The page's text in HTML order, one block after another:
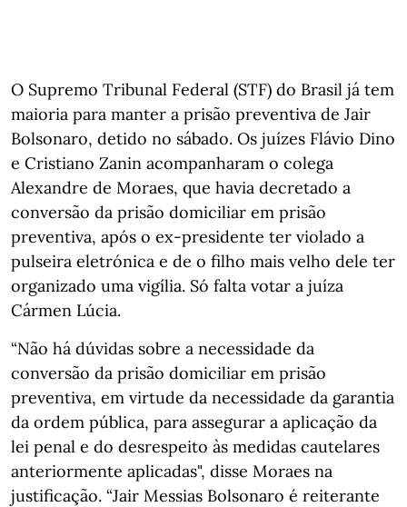
O Supremo Tribunal Federal (STF) do Brasil já tem
maioria para manter a prisão preventiva de Jair
Bolsonaro, detido no sábado. Os juízes Flávio Dino
e Cristiano Zanin acompanharam o colega
Alexandre de Moraes, que havia decretado a
conversão da prisão domiciliar em prisão
preventiva, após o ex-presidente ter violado a
pulseira eletrónica e de o filho mais velho dele ter
organizado uma vigília. Só falta votar a juíza
Cármen Lúcia.
“Não há dúvidas sobre a necessidade da
conversão da prisão domiciliar em prisão
preventiva, em virtude da necessidade da garantia
da ordem pública, para assegurar a aplicação da
lei penal e do desrespeito às medidas cautelares
anteriormente aplicadas", disse Moraes na
justificação. “Jair Messias Bolsonaro é reiterante